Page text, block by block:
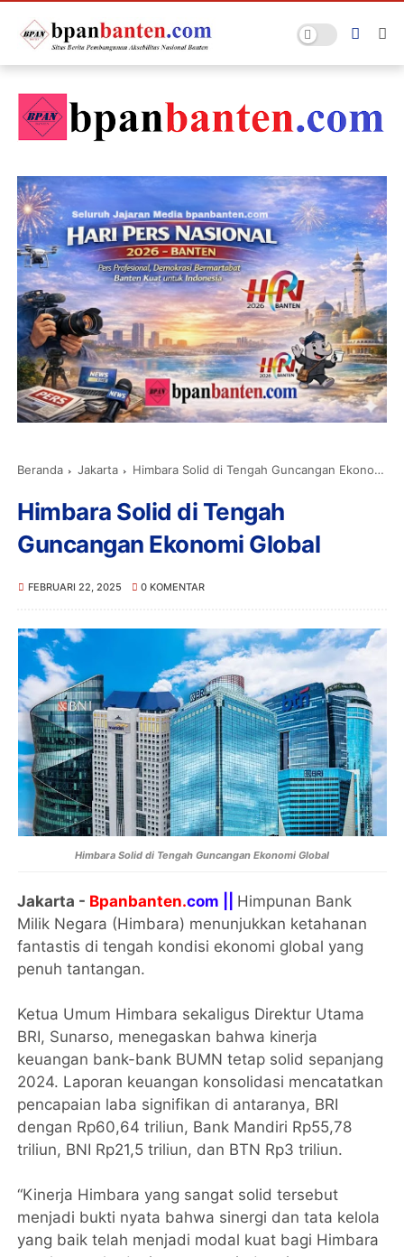
Beranda Jakarta Himbara Solid di Tengah Guncangan Ekonomi Global
Himbara Solid di Tengah
Guncangan Ekonomi Global
FEBRUARI 22, 2025 0 KOMENTAR
Himbara Solid di Tengah Guncangan Ekonomi Global
Jakarta - Bpanbanten.com || Himpunan Bank
Milik Negara (Himbara) menunjukkan ketahanan
fantastis di tengah kondisi ekonomi global yang
penuh tantangan.
Ketua Umum Himbara sekaligus Direktur Utama
BRI, Sunarso, menegaskan bahwa kinerja
keuangan bank-bank BUMN tetap solid sepanjang
2024. Laporan keuangan konsolidasi mencatatkan
pencapaian laba signifikan di antaranya, BRI
dengan Rp60,64 triliun, Bank Mandiri Rp55,78
triliun, BNI Rp21,5 triliun, dan BTN Rp3 triliun.
“Kinerja Himbara yang sangat solid tersebut
menjadi bukti nyata bahwa sinergi dan tata kelola
yang baik telah menjadi modal kuat bagi Himbara